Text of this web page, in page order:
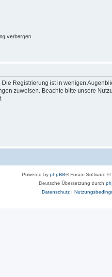
verbergen
Registrierung ist in wenigen
zuweisen. Beachte bitte unsere
Powered by phpBB® Forum Software ©
Deutsche Übersetzung durch
Datenschutz|